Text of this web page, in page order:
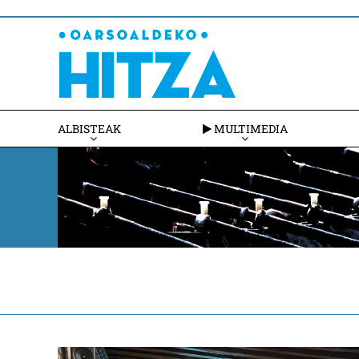
ALBISTEAK MULTIMEDIA